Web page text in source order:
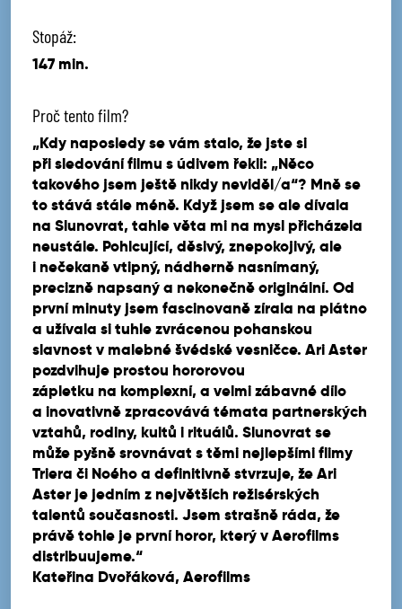
Stopáž:
147 min.
Proč tento film?
„Kdy naposledy se vám stalo, že jste si
při sledování filmu s údivem řekli: „Něco
takového jsem ještě nikdy neviděl/a“? Mně se
to stává stále méně. Když jsem se ale dívala
na Slunovrat, tahle věta mi na mysl přicházela
neustále. Pohlcující, děsivý, znepokojivý, ale
i nečekaně vtipný, nádherně nasnímaný,
precizně napsaný a nekonečně originální. Od
první minuty jsem fascinovaně zírala na plátno
a užívala si tuhle zvrácenou pohanskou
slavnost v malebné švédské vesničce. Ari Aster
pozdvihuje prostou hororovou
zápletku na komplexní, a velmi zábavné dílo
a inovativně zpracovává témata partnerských
vztahů, rodiny, kultů i rituálů. Slunovrat se
může pyšně srovnávat s těmi nejlepšími flimy
Triera či Noého a definitivně stvrzuje, že Ari
Aster je jedním z největších režisérských
talentů současnosti. Jsem strašně ráda, že
právě tohle je první horor, který v Aerofilms
distribuujeme.“
Kateřina Dvořáková, Aerofilms